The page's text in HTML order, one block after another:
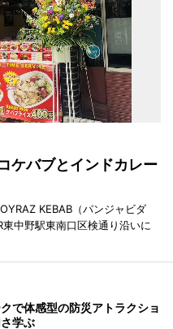
ケバブとインドカレー
KEBAB（パンジャビダ
中野駅東南口区検通り沿いに
で体感型の防災アトラクショ
学ぶ